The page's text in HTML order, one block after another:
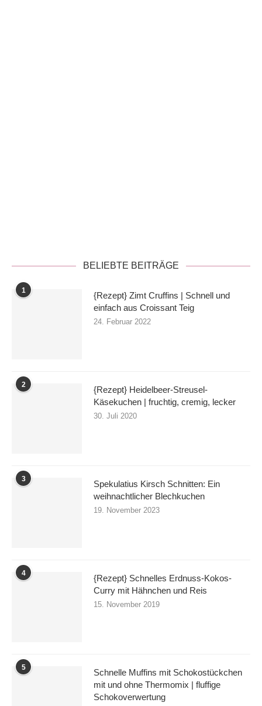
BELIEBTE BEITRÄGE
1
{Rezept} Zimt Cruffins | Schnell und
einfach aus Croissant Teig
24. Februar 2022
2
{Rezept} Heidelbeer-Streusel-
Käsekuchen | fruchtig, cremig, lecker
30. Juli 2020
3
Spekulatius Kirsch Schnitten: Ein
weihnachtlicher Blechkuchen
19. November 2023
4
{Rezept} Schnelles Erdnuss-Kokos-
Curry mit Hähnchen und Reis
15. November 2019
5
Schnelle Muffins mit Schokostückchen
mit und ohne Thermomix | fluffige
Schokoverwertung